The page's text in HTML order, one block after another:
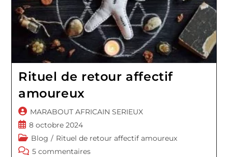
Rituel de retour affectif
amoureux
Auteur/autrice
de
la
publication :
MARABOUT AFRICAIN SERIEUX
Publication
publiée :
8 octobre 2024
Post
category:
Blog / Rituel de retour affectif amoureux
Commentaires
5 commentaires